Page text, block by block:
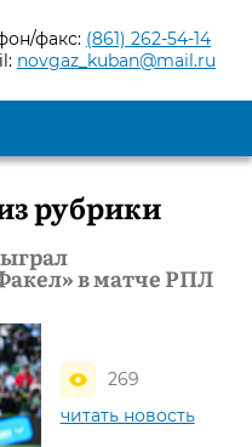
факс: (861) 262-54-14
novgaz_kuban@mail.ru
рубрики
в матче РПЛ
269
читать новость